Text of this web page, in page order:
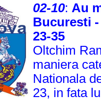
02-10: Au
Bucuresti
23-35
Oltchim
maniera
Nationala
23, in fata